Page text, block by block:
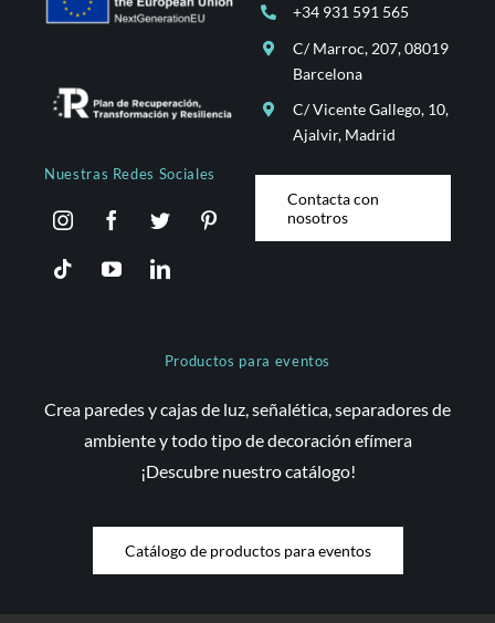
Nuestras Redes Sociales
+34 931 591 565
C/ Marroc, 207, 08019
Barcelona
C/ Vicente Gallego, 10,
Ajalvir, Madrid
Contacta con
nosotros
Productos para eventos
Crea paredes y cajas de luz, señalética, separadores de
ambiente y todo tipo de decoración efímera
¡Descubre nuestro catálogo!
Catálogo de productos para eventos